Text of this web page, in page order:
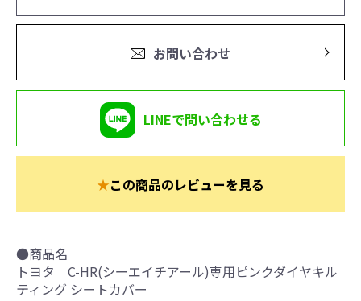
お問い合わせ
LINEで問い合わせる
★この商品のレビューを見る
●商品名
トヨタ C-HR(シーエイチアール)専用ピンクダイヤキル
ティング シートカバー